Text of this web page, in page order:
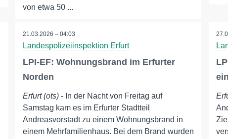
von etwa 50 ...
21.03.2026 – 04:03
Landespolizeiinspektion Erfurt
LPI-EF: Wohnungsbrand im Erfurter
Norden
Erfurt (ots)- In der Nacht von Freitag auf
Samstag kam es im Erfurter Stadtteil
Andreasvorstadt zu einem Wohnungsbrand in
einem Mehrfamilienhaus. Bei dem Brand wurden
ein